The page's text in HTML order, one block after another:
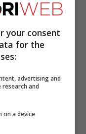
ma
si tornerà ad
your consent
for the
advertising and
and
on a device